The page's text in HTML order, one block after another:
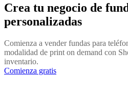
Crea tu negocio de
personalizadas
Comienza a vender fundas para
modalidad de print on demand con
inventario.
Comienza gratis